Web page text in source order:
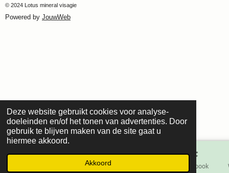
Deze website gebruikt cookies voor analyse-
doeleinden en/of het tonen van advertenties. Door
gebruik te blijven maken van de site gaat u
hiermee akkoord.
Akkoord
© 2024 Lotus mineral visagie
Powered by JouwWeb
Telefoonnummer Facebook